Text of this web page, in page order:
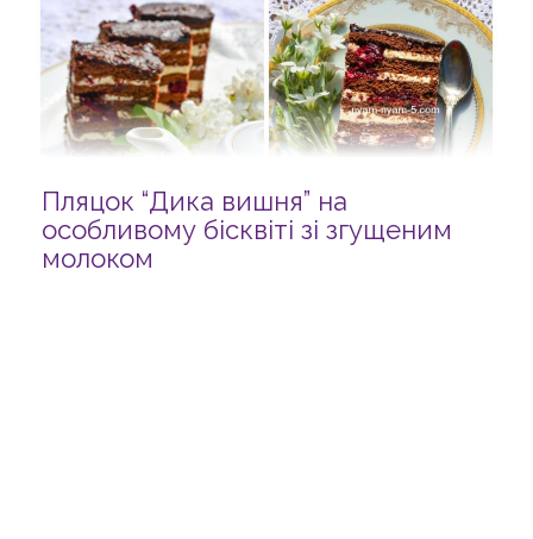
Пляцок “Дика вишня” на
особливому бісквіті зі згущеним
молоком